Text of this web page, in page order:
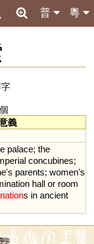
粵
普
義
palace; the
concubines;
's parents; women's
hall or room
s in ancient